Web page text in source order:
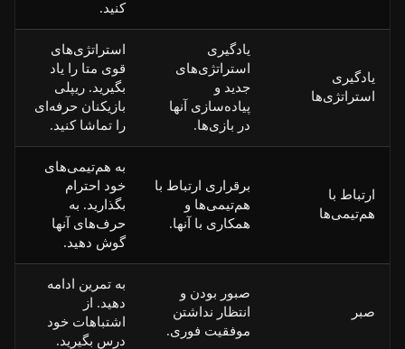
کنید.
یادگیری
استراتژی‌ها
یادگیری
استراتژی‌های
جدید و
پیاده‌سازی آنها
در بازی‌ها.
استراتژی‌های
قوی متا را یاد
بگیرید. ریپلی
بازیکنان حرفه‌ای
را تماشا کنید.
ارتباط با
هم‌تیمی‌ها
برقراری ارتباط با
هم‌تیمی‌ها و
همکاری با آنها.
به هم‌تیمی‌های
خود احترام
بگذارید. به
حرف‌های آنها
گوش دهید.
صبر
صبور بودن و
انتظار نداشتن
موفقیت فوری.
به تمرین ادامه
دهید. از
اشتباهات خود
درس بگیرید.